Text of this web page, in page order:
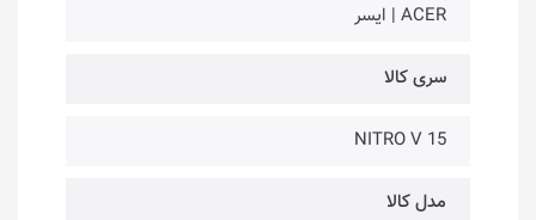
ACER | ایسر
سری کالا
NITRO V 15
مدل کالا